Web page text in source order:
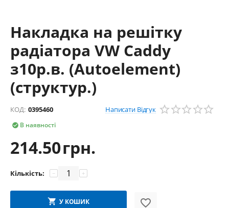
Накладка на решітку
радіатора VW Caddy
з10р.в. (Autoelement)
(структур.)
КОД: 0395460 Написати Відгук
В наявності

214.50грн.
Кількість: +
−
У КОШИК